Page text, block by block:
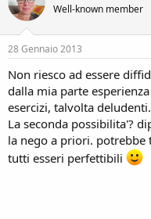
Well-known member
28 Gennaio 2013
Non riesco ad essere
dalla mia parte
esercizi, talvolta deludenti.
La seconda possibilita'?
la nego a priori. potrebbe
tutti esseri perfettibili